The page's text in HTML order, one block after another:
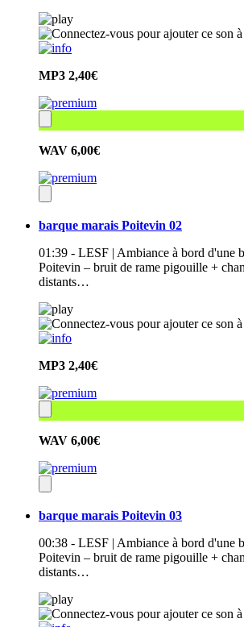
MP3 2,40€
WAV 6,00€
barque marais Poitevin 02
01:39 - LESF | Ambiance à bord d'une
Poitevin – bruit de rame pigouille +
distants…
MP3 2,40€
WAV 6,00€
barque marais Poitevin 03
00:38 - LESF | Ambiance à bord d'une
Poitevin – bruit de rame pigouille +
distants…